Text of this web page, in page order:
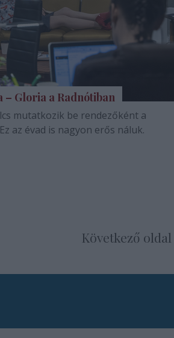
– Gloria a Radnótiban
mutatkozik be rendezőként a
az évad is nagyon erős náluk.
Következő oldal